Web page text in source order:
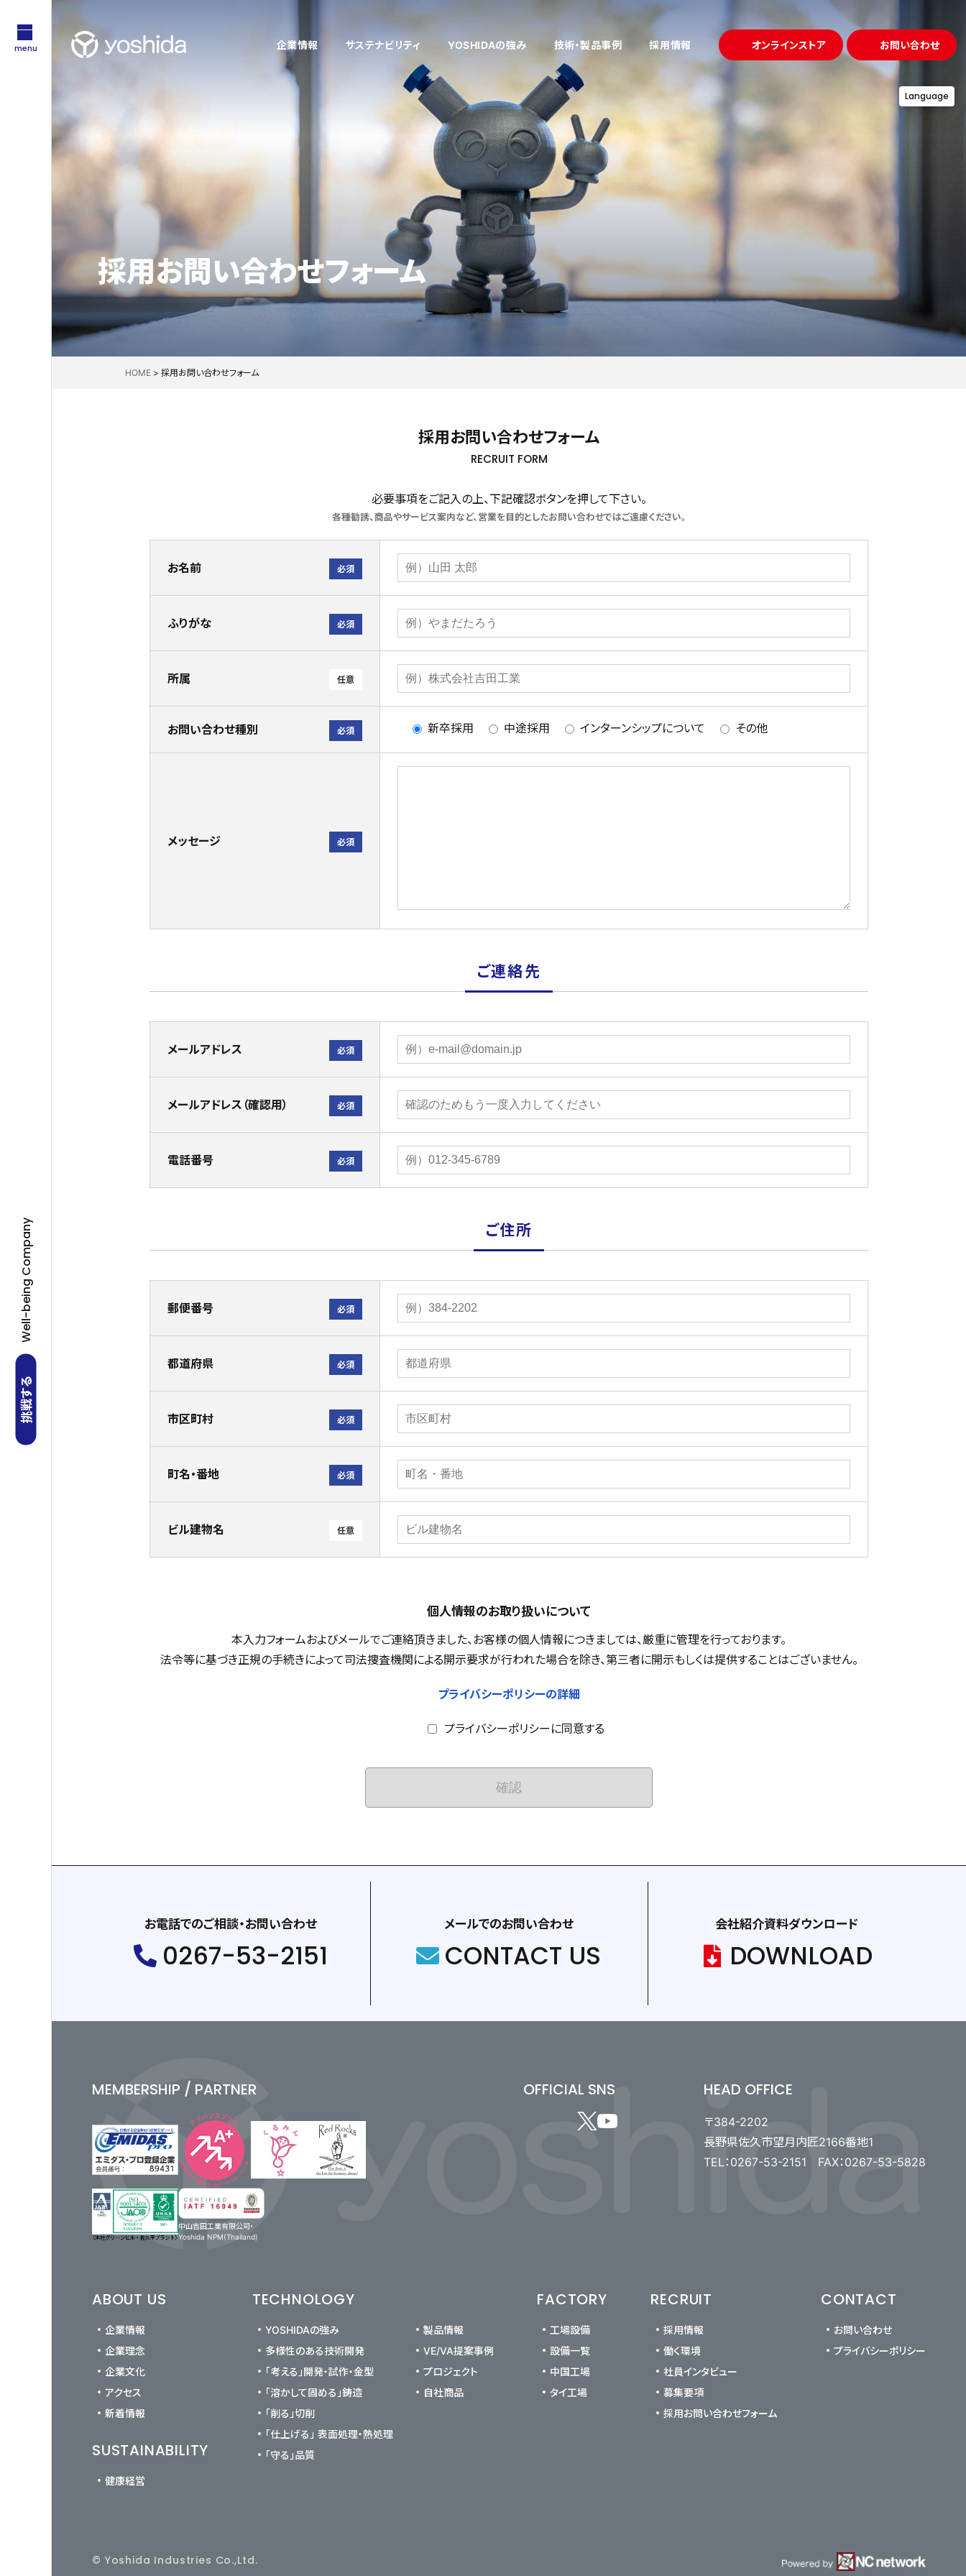
企業情報
About Us
企業理念 企業文化
新着情報 工場設備
サステナビリティ
Sustainability 健康経営
YOSHIDAの強み
Feature
多様性のある技術開発 「考える」開発・試作・金型 「溶かして固める」鋳造
「削る」切削 「仕上げる」表面処理・熱処理
中国工場
技術・製品事例
技術・製品情報
Technology
製品情報 VE/VA提案事例
自社商品
採用情報
Recruit
働く環境 社員インタビュー
採用お問い合わせフォーム
オンラインストア お問い合わせ
採用お問い合わせフォーム
HOME> 採用お問い合わせフォーム
採用お問い合わせフォーム
RECRUIT FORM
必要事項をご記入の上、下記確認ボタンを押して下さい。
各種勧誘、商品やサービス案内など、営業を目的としたお問い合わせではご遠慮ください。
お名前 必須
ふりがな 必須
所属 任意
お問い合わせ種別 必須 新卒採用 中途採用 インターンシップについて その他
メッセージ 必須
ご連絡先
メールアドレス 必須
メールアドレス（確認用） 必須
電話番号 必須
ご住所
郵便番号 必須
都道府県 必須
市区町村 必須
町名・番地 必須
ビル建物名 任意
個人情報のお取り扱いについて
本入力フォームおよびメールでご連絡頂きました、お客様の個人情報につきましては、厳重に管理を行っております。
法令等に基づき正規の手続きによって司法捜査機関による開示要求が行われた場合を除き、第三者に開示もしくは提供することはございません。
プライバシーポリシーの詳細
プライバシーポリシーに同意する
お電話でのご相談・お問い合わせ
0267-53-2151
メールでのお問い合わせ
CONTACT US
会社紹介資料ダウンロード
DOWNLOAD
MEMBERSHIP / PARTNER
中山吉田工業有限公司・
Yoshida NPM(Thailand)
OFFICIAL SNS HEAD OFFICE
〒384-2202
長野県佐久市望月内匠2166番地1
TEL：0267-53-2151 FAX：0267-53-5828
ABOUT US
企業情報
企業理念
企業文化
アクセス
新着情報
SUSTAINABILITY
健康経営
TECHNOLOGY
YOSHIDAの強み
多様性のある技術開発
「考える」開発・試作・金型
「溶かして固める」鋳造
「削る」切削
「仕上げる」 表面処理・熱処理
「守る」品質
製品情報
VE/VA提案事例
プロジェクト
自社商品
FACTORY
工場設備
設備一覧
中国工場
タイ工場
RECRUIT
採用情報
働く環境
社員インタビュー
募集要項
採用お問い合わせフォーム
CONTACT
お問い合わせ
プライバシーポリシー
© Yoshida Industries Co.,Ltd.
menu
挑戦する
Well-being Company
Language